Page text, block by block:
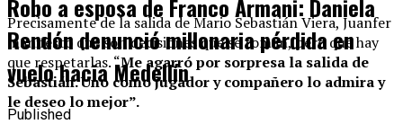
Precisamente de la salida de Mario Sebastián Viera, Juanfer
manifestó que son decisiones que se toman, pero que hay
que respetarlas. “Me agarró por sorpresa la salida de
Sebastián. Uno como jugador y compañero lo admira y
le deseo lo mejor”.
Robo a esposa de Franco Armani: Daniela
Rendón denunció millonaria pérdida en
vuelo hacia Medellín
Published